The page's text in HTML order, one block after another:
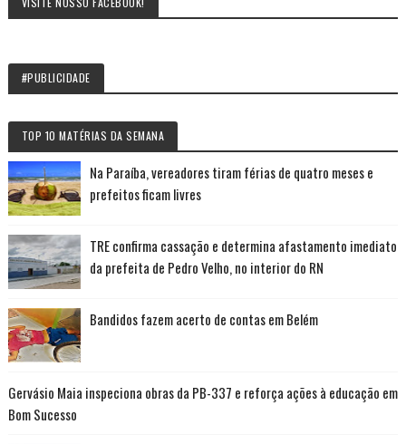
#PUBLICIDADE
TOP 10 MATÉRIAS DA SEMANA
Na Paraíba, vereadores tiram férias de quatro meses e
prefeitos ficam livres
TRE confirma cassação e determina afastamento imediato
da prefeita de Pedro Velho, no interior do RN
Bandidos fazem acerto de contas em Belém
Gervásio Maia inspeciona obras da PB-337 e reforça ações à educação em
Bom Sucesso